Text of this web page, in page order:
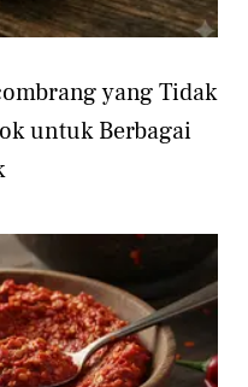
yang Tidak
untuk Berbagai